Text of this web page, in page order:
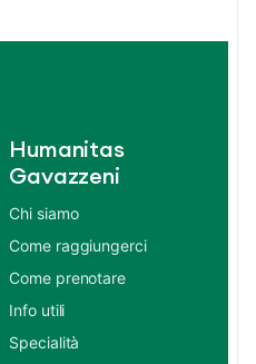
Humanitas
Gavazzeni
Chi siamo
Come raggiungerci
Come prenotare
Info utili
Specialità